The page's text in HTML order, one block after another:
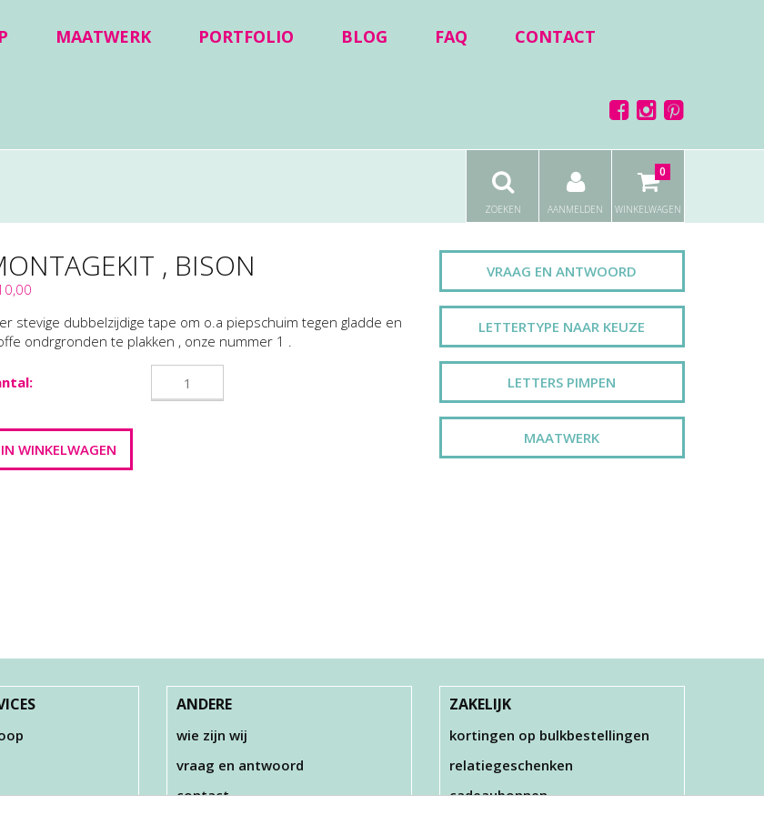
MAATWERK PORTFOLIO BLOG FAQ CONTACT
ZOEKEN AANMELDEN WINKELWAGEN
0
, BISON
stevige dubbelzijdige tape om o.a piepschuim tegen gladde en
ondrgronden te plakken , onze nummer 1 .
VRAAG EN ANTWOORD
LETTERTYPE NAAR KEUZE
LETTERS PIMPEN
MAATWERK
ANDERE
wie zijn wij
vraag en antwoord
contact
ZAKELIJK
kortingen op bulkbestellingen
relatiegeschenken
cadeaubonnen